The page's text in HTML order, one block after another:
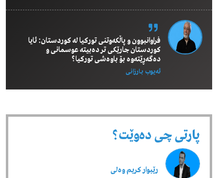
فراوانبوون و پاڵکەوتنی تورکیا لە کوردستان: ئایا
کوردستان جارێکی تر دەبیتە عوسمانی و
دەگەڕێتەوە بۆ باوەشی تورکیا؟
ئەیوب بـارزانی
پارتی چی دەوێت؟
رێبوار كریم وەلی